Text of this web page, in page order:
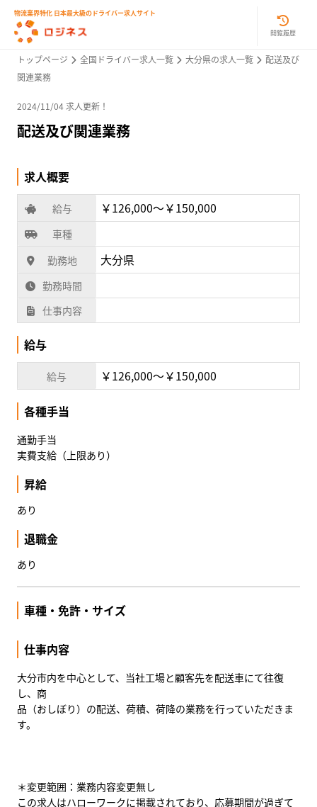
物流業界特化 日本最大級のドライバー求人サイト
閲覧履歴
トップページ 全国ドライバー求人一覧 大分県の求人一覧
配送及び
関連業務
2024/11/04 求人更新！
配送及び関連業務
求人概要
給与 ￥126,000〜￥150,000
車種
勤務地
大分県
勤務時間
仕事内容
給与
給与 ￥126,000〜￥150,000
各種手当
通勤手当
実費支給（上限あり）
昇給
あり
退職金
あり
車種・免許・サイズ
仕事内容
大分市内を中心として、当社工場と顧客先を配送車にて往復
し、商
品（おしぼり）の配送、荷積、荷降の業務を行っていただきま
す。
＊変更範囲：業務内容変更無し
この求人はハローワークに掲載されており、応募期間が過ぎて